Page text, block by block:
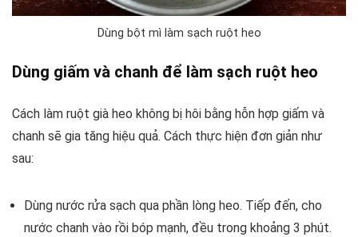
Dùng bột mì làm sạch ruột heo
Dùng giấm và chanh để làm sạch ruột heo
Cách làm ruột già heo không bị hôi bằng hỗn hợp giấm và
chanh sẽ gia tăng hiệu quả. Cách thực hiện đơn giản như
sau:
Dùng nước rửa sạch qua phần lòng heo. Tiếp đến, cho
nước chanh vào rồi bóp mạnh, đều trong khoảng 3 phút.